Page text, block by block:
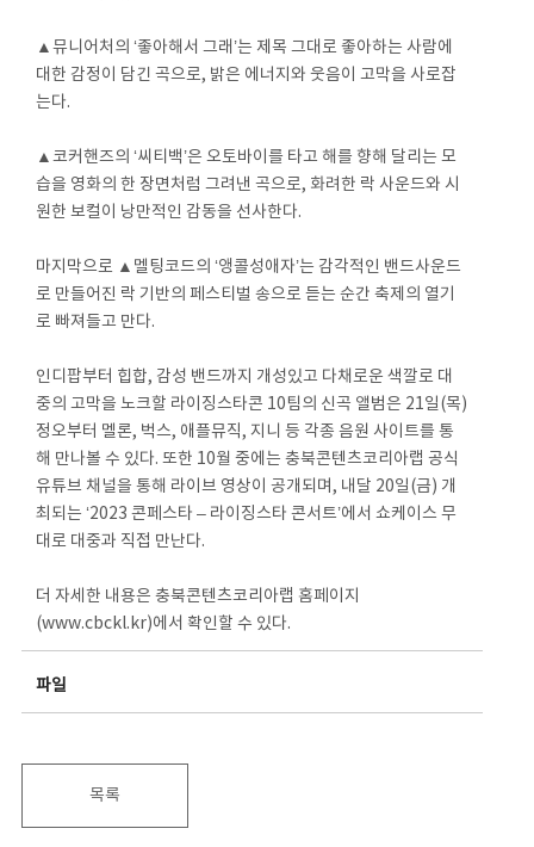
▲뮤니어처의 ‘좋아해서 그래’는 제목 그대로 좋아하는 사람에
대한 감정이 담긴 곡으로, 밝은 에너지와 웃음이 고막을 사로잡
는다.
▲코커핸즈의 ‘씨티백’은 오토바이를 타고 해를 향해 달리는 모
습을 영화의 한 장면처럼 그려낸 곡으로, 화려한 락 사운드와 시
원한 보컬이 낭만적인 감동을 선사한다.
마지막으로 ▲멜팅코드의 ‘앵콜성애자’는 감각적인 밴드사운드
로 만들어진 락 기반의 페스티벌 송으로 듣는 순간 축제의 열기
로 빠져들고 만다.
인디팝부터 힙합, 감성 밴드까지 개성있고 다채로운 색깔로 대
중의 고막을 노크할 라이징스타콘 10팀의 신곡 앨범은 21일(목)
정오부터 멜론, 벅스, 애플뮤직, 지니 등 각종 음원 사이트를 통
해 만나볼 수 있다. 또한 10월 중에는 충북콘텐츠코리아랩 공식
유튜브 채널을 통해 라이브 영상이 공개되며, 내달 20일(금) 개
최되는 ‘2023 콘페스타 – 라이징스타 콘서트’에서 쇼케이스 무
대로 대중과 직접 만난다.
더 자세한 내용은 충북콘텐츠코리아랩 홈페이지
(www.cbckl.kr)에서 확인할 수 있다.
파일
목록